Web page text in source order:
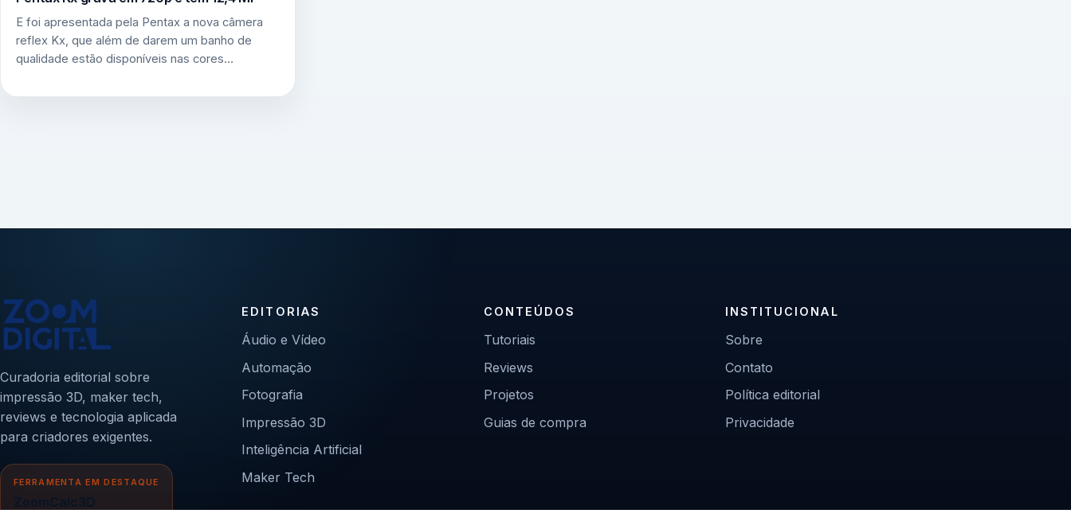
E foi apresentada pela Pentax a nova câmera
reflex Kx, que além de darem um banho de
qualidade estão disponíveis nas cores…
Curadoria editorial sobre
impressão 3D, maker tech,
reviews e tecnologia aplicada
para criadores exigentes.
FERRAMENTA EM DESTAQUE
ZoomCalc3D
EDITORIAS
Áudio e Vídeo
Automação
Fotografia
Impressão 3D
Inteligência Artificial
Maker Tech
CONTEÚDOS
Tutoriais
Reviews
Projetos
Guias de compra
INSTITUCIONAL
Sobre
Contato
Política editorial
Privacidade